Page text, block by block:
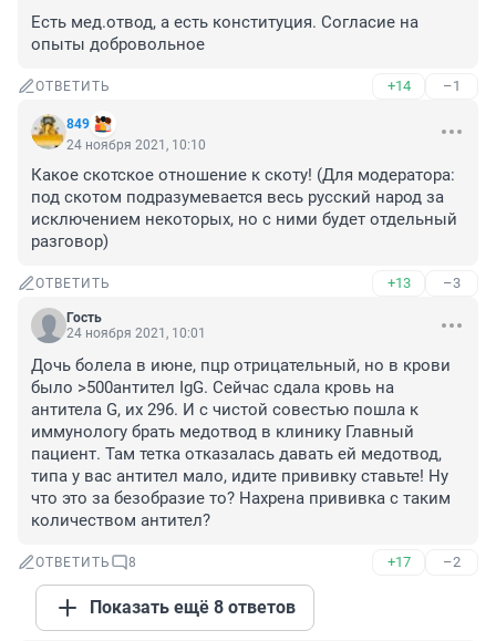
Есть мед.отвод, а есть конституция. Согласие на
опыты добровольное
ОТВЕТИТЬ +14 –1
849
24 ноября 2021, 10:10
Какое скотское отношение к скоту! (Для модератора:
под скотом подразумевается весь русский народ за
исключением некоторых, но с ними будет отдельный
разговор)
ОТВЕТИТЬ +13 –3
Гость
24 ноября 2021, 10:01
Дочь болела в июне, пцр отрицательный, но в крови
было >500антител IgG. Сейчас сдала кровь на
антитела G, их 296. И с чистой совестью пошла к
иммунологу брать медотвод в клинику Главный
пациент. Там тетка отказалась давать ей медотвод,
типа у вас антител мало, идите прививку ставьте! Ну
что это за безобразие то? Нахрена прививка с таким
количеством антител?
ОТВЕТИТЬ 8 +17 –2
Показать ещё 8 ответов